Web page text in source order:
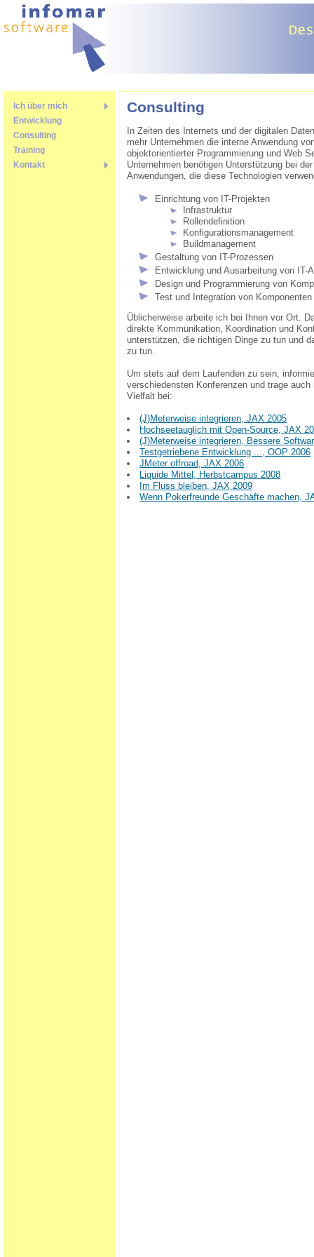
JavaScript ist nicht
verfügbar. Bitte
benutzen Sie daher die
Sitemapzur Navigation.
Consulting
In Zeiten des Internets und der digitalen
mehr Unternehmen die interne Anwendung
objektorientierter Programmierung und Web
Unternehmen benötigen Unterstützung bei
Anwendungen, die diese Technologien
Einrichtung von IT-Projekten
Infrastruktur
Rollendefinition
Konfigurationsmanagement
Buildmanagement
Gestaltung von IT-Prozessen
Entwicklung und Ausarbeitung von IT-
Design und Programmierung von
Test und Integration von Komponenten
Üblicherweise arbeite ich bei Ihnen vor Ort.
direkte Kommunikation, Koordination und
unterstützen, die richtigen Dinge zu tun und
zu tun.
Um stets auf dem Laufenden zu sein,
verschiedensten Konferenzen und trage
Vielfalt bei:
(J)Meterweise integrieren, JAX 2005
Hochseetauglich mit Open-Source, JAX
(J)Meterweise integrieren, Bessere
Testgetriebene Entwicklung ..., OOP 2006
JMeter offroad, JAX 2006
Liquide Mittel, Herbstcampus 2008
Im Fluss bleiben, JAX 2009
Wenn Pokerfreunde Geschäfte machen,
Ich über mich
Entwicklung
Consulting
Training
Kontakt